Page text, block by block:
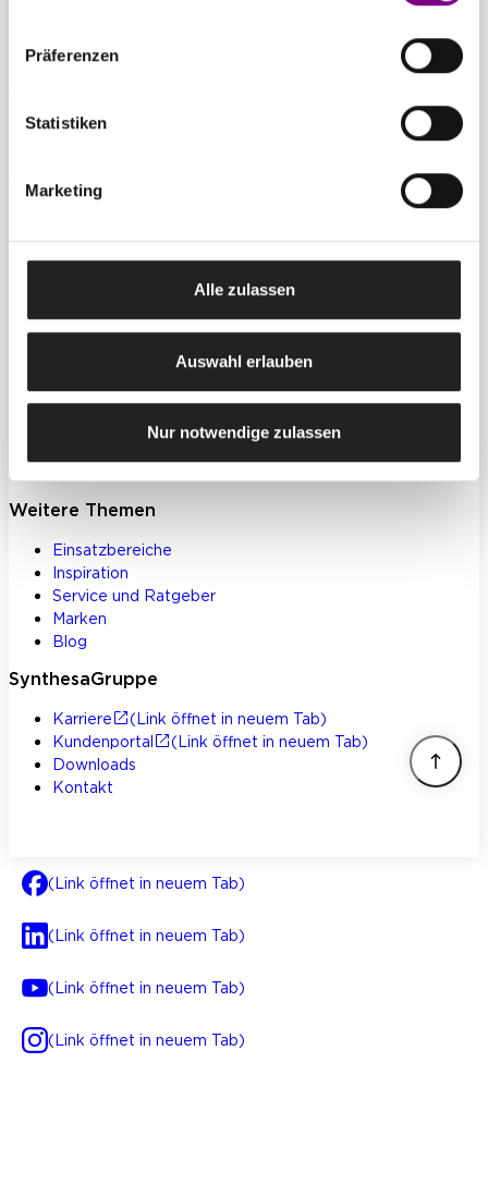
Präferenzen
Statistiken
Marketing
Alle zulassen
Auswahl erlauben
Nur notwendige zulassen
Alle wichtigen Unterlagen an einem Ort
Farben, Lacke & Beschichtungen
Spachtelmassen & Putze
Bodenbeschichtungen
Betoninstandsetzung
Weitere Themen
Einsatzbereiche
Inspiration
Service und Ratgeber
Marken
Blog
SynthesaGruppe
Karriere
(Link öffnet in neuem Tab)
Kundenportal
(Link öffnet in neuem Tab)
Downloads
Kontakt
(Link öffnet in neuem Tab)
(Link öffnet in neuem Tab)
(Link öffnet in neuem Tab)
(Link öffnet in neuem Tab)